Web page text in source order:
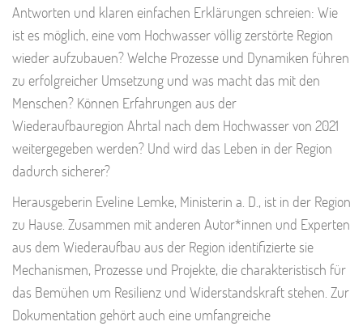
Antworten und klaren einfachen Erklärungen schreien: Wie
ist es möglich, eine vom Hochwasser völlig zerstörte Region
wieder aufzubauen? Welche Prozesse und Dynamiken führen
zu erfolgreicher Umsetzung und was macht das mit den
Menschen? Können Erfahrungen aus der
Wiederaufbauregion Ahrtal nach dem Hochwasser von 2021
weitergegeben werden? Und wird das Leben in der Region
dadurch sicherer?
Herausgeberin Eveline Lemke, Ministerin a. D., ist in der Region
zu Hause. Zusammen mit anderen Autor*innen und Experten
aus dem Wiederaufbau aus der Region identifizierte sie
Mechanismen, Prozesse und Projekte, die charakteristisch für
das Bemühen um Resilienz und Widerstandskraft stehen. Zur
Dokumentation gehört auch eine umfangreiche